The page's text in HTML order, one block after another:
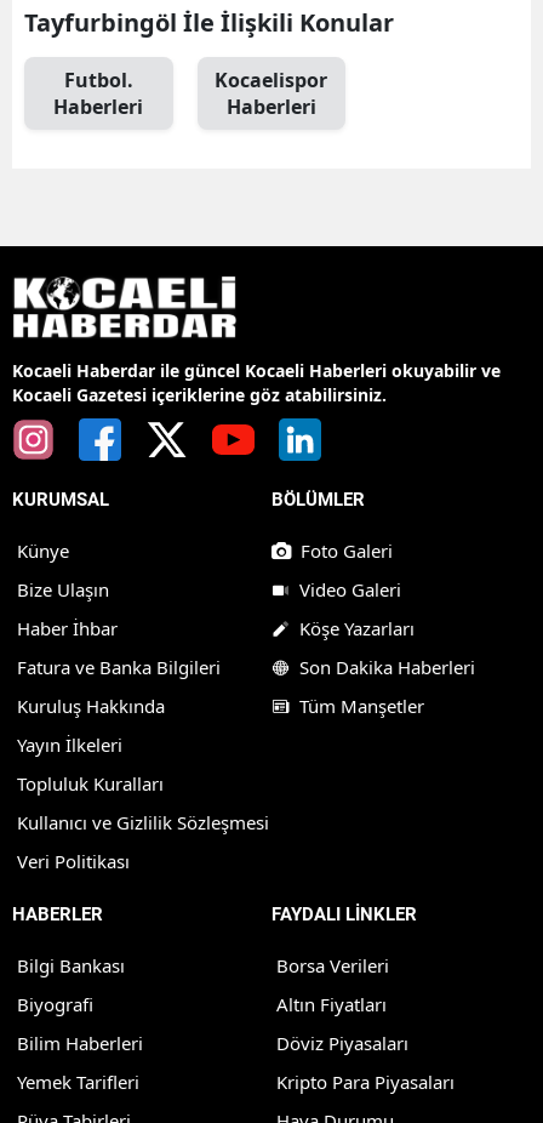
Tayfurbingöl İle İlişkili Konular
Futbol.
Haberleri
Kocaelispor
Haberleri
Kocaeli Haberdar ile güncel Kocaeli Haberleri okuyabilir ve
Kocaeli Gazetesi içeriklerine göz atabilirsiniz.
KURUMSAL
Künye
Bize Ulaşın
Haber İhbar
Fatura ve Banka Bilgileri
Kuruluş Hakkında
Yayın İlkeleri
Topluluk Kuralları
Kullanıcı ve Gizlilik Sözleşmesi
Veri Politikası
BÖLÜMLER
Foto Galeri
Video Galeri
Köşe Yazarları
Son Dakika Haberleri
Tüm Manşetler
HABERLER
Bilgi Bankası
Biyografi
Bilim Haberleri
Yemek Tarifleri
FAYDALI LİNKLER
Borsa Verileri
Altın Fiyatları
Döviz Piyasaları
Kripto Para Piyasaları